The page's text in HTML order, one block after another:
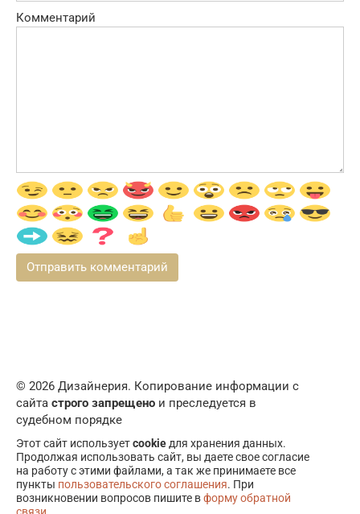
Комментарий
© 2026 Дизайнерия. Копирование информации с
сайта строго запрещено и преследуется в
судебном порядке
Этот сайт используетcookie для хранения данных.
Продолжая использовать сайт, вы даете свое согласие
на работу с этими файлами, а так же принимаете все
пункты пользовательского соглашения. При
возникновении вопросов пишите вформу обратной